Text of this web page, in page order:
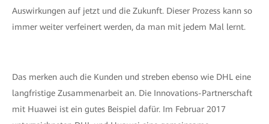
Auswirkungen auf jetzt und die Zukunft. Dieser Prozess kann so
immer weiter verfeinert werden, da man mit jedem Mal lernt.
Das merken auch die Kunden und streben ebenso wie DHL eine
langfristige Zusammenarbeit an. Die Innovations-Partnerschaft
mit Huawei ist ein gutes Beispiel dafür. Im Februar 2017